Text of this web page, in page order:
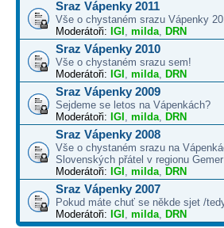
Sraz Vápenky 2011
Vše o chystaném srazu Vápenky
Moderátoři: IGI , milda, DRN
Sraz Vápenky 2010
Vše o chystaném srazu sem!
Moderátoři: IGI , milda, DRN
Sraz Vápenky 2009
Sejdeme se letos na Vápenkách?
Moderátoři: IGI , milda, DRN
Sraz Vápenky 2008
Vše o chystaném srazu na
Slovenských přátel v regionu Gemer
Moderátoři: IGI , milda, DRN
Sraz Vápenky 2007
Pokud máte chuť se někde sjet /
Moderátoři: IGI , milda, DRN